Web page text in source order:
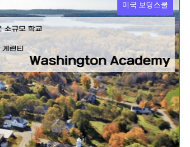
미국 보딩스쿨